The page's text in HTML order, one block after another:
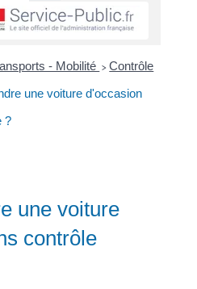
- Mobilité > Contrôle
une voiture d'occasion
?
une voiture
contrôle